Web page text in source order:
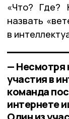
«Что? Где?
назвать
в
— Несмотря
участия в
команда
интернете